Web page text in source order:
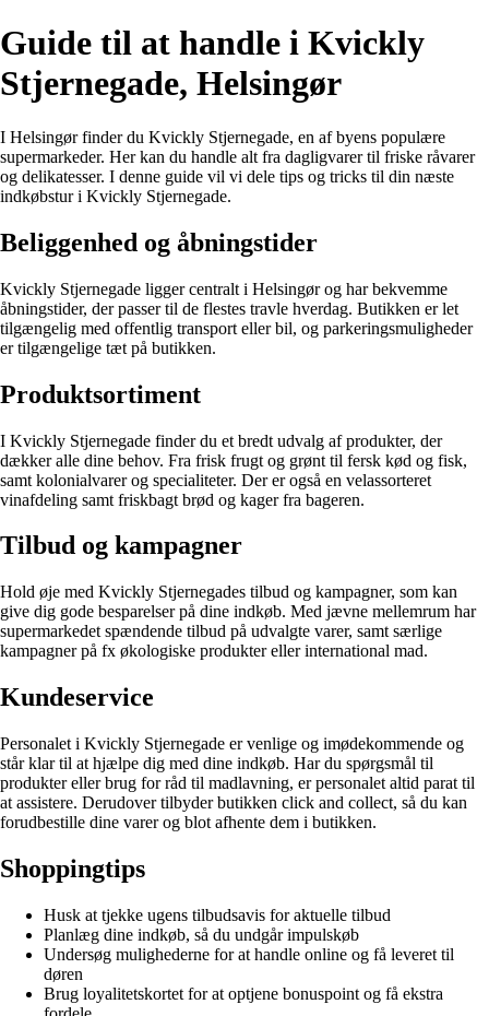
Guide til at handle i Kvickly
Stjernegade, Helsingør
I Helsingør finder du Kvickly Stjernegade, en af byens populære
supermarkeder. Her kan du handle alt fra dagligvarer til friske råvarer
og delikatesser. I denne guide vil vi dele tips og tricks til din næste
indkøbstur i Kvickly Stjernegade.
Beliggenhed og åbningstider
Kvickly Stjernegade ligger centralt i Helsingør og har bekvemme
åbningstider, der passer til de flestes travle hverdag. Butikken er let
tilgængelig med offentlig transport eller bil, og parkeringsmuligheder
er tilgængelige tæt på butikken.
Produktsortiment
I Kvickly Stjernegade finder du et bredt udvalg af produkter, der
dækker alle dine behov. Fra frisk frugt og grønt til fersk kød og fisk,
samt kolonialvarer og specialiteter. Der er også en velassorteret
vinafdeling samt friskbagt brød og kager fra bageren.
Tilbud og kampagner
Hold øje med Kvickly Stjernegades tilbud og kampagner, som kan
give dig gode besparelser på dine indkøb. Med jævne mellemrum har
supermarkedet spændende tilbud på udvalgte varer, samt særlige
kampagner på fx økologiske produkter eller international mad.
Kundeservice
Personalet i Kvickly Stjernegade er venlige og imødekommende og
står klar til at hjælpe dig med dine indkøb. Har du spørgsmål til
produkter eller brug for råd til madlavning, er personalet altid parat til
at assistere. Derudover tilbyder butikken click and collect, så du kan
forudbestille dine varer og blot afhente dem i butikken.
Shoppingtips
Husk at tjekke ugens tilbudsavis for aktuelle tilbud
Planlæg dine indkøb, så du undgår impulskøb
Undersøg mulighederne for at handle online og få leveret til
døren
Brug loyalitetskortet for at optjene bonuspoint og få ekstra